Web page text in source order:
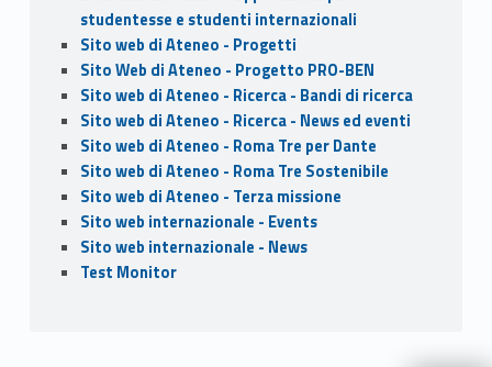
studentesse e studenti internazionali
Sito web di Ateneo - Progetti
Sito Web di Ateneo - Progetto PRO-BEN
Sito web di Ateneo - Ricerca - Bandi di ricerca
Sito web di Ateneo - Ricerca - News ed eventi
Sito web di Ateneo - Roma Tre per Dante
Sito web di Ateneo - Roma Tre Sostenibile
Sito web di Ateneo - Terza missione
Sito web internazionale - Events
Sito web internazionale - News
Test Monitor